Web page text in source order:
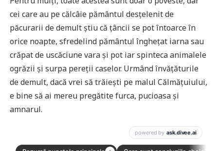
cei care au pe călcâie pământul desțelenit de
păcurarii de demult știu că țâncii se pot întoarce în
orice noapte, sfredelind pământul înghețat iarna sau
crăpat de uscăciune vara și pot iar spinteca animalele
ogrăzii și surpa pereții caselor. Urmând învățăturile
de demult, dacă vrei să trăiești pe malul Călmățuiului,
e bine să ai mereu pregătite furca, pucioasa și
amnarul.